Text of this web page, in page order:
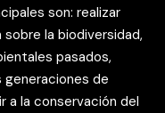
son:realizar
la biodiversidad,
pasados,
de
la conservación del